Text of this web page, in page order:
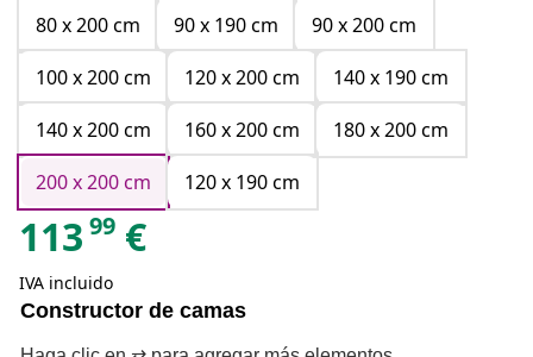
80 x 200 cm
90 x 190 cm
90 x 200 cm
100 x 200 cm
120 x 200 cm
140 x 190 cm
140 x 200 cm
160 x 200 cm
180 x 200 cm
200 x 200 cm
120 x 190 cm
113 99 €
IVA incluido